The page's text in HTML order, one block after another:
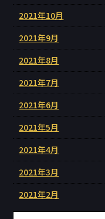
2021年10月
2021年9月
2021年8月
2021年7月
2021年6月
2021年5月
2021年4月
2021年3月
2021年2月